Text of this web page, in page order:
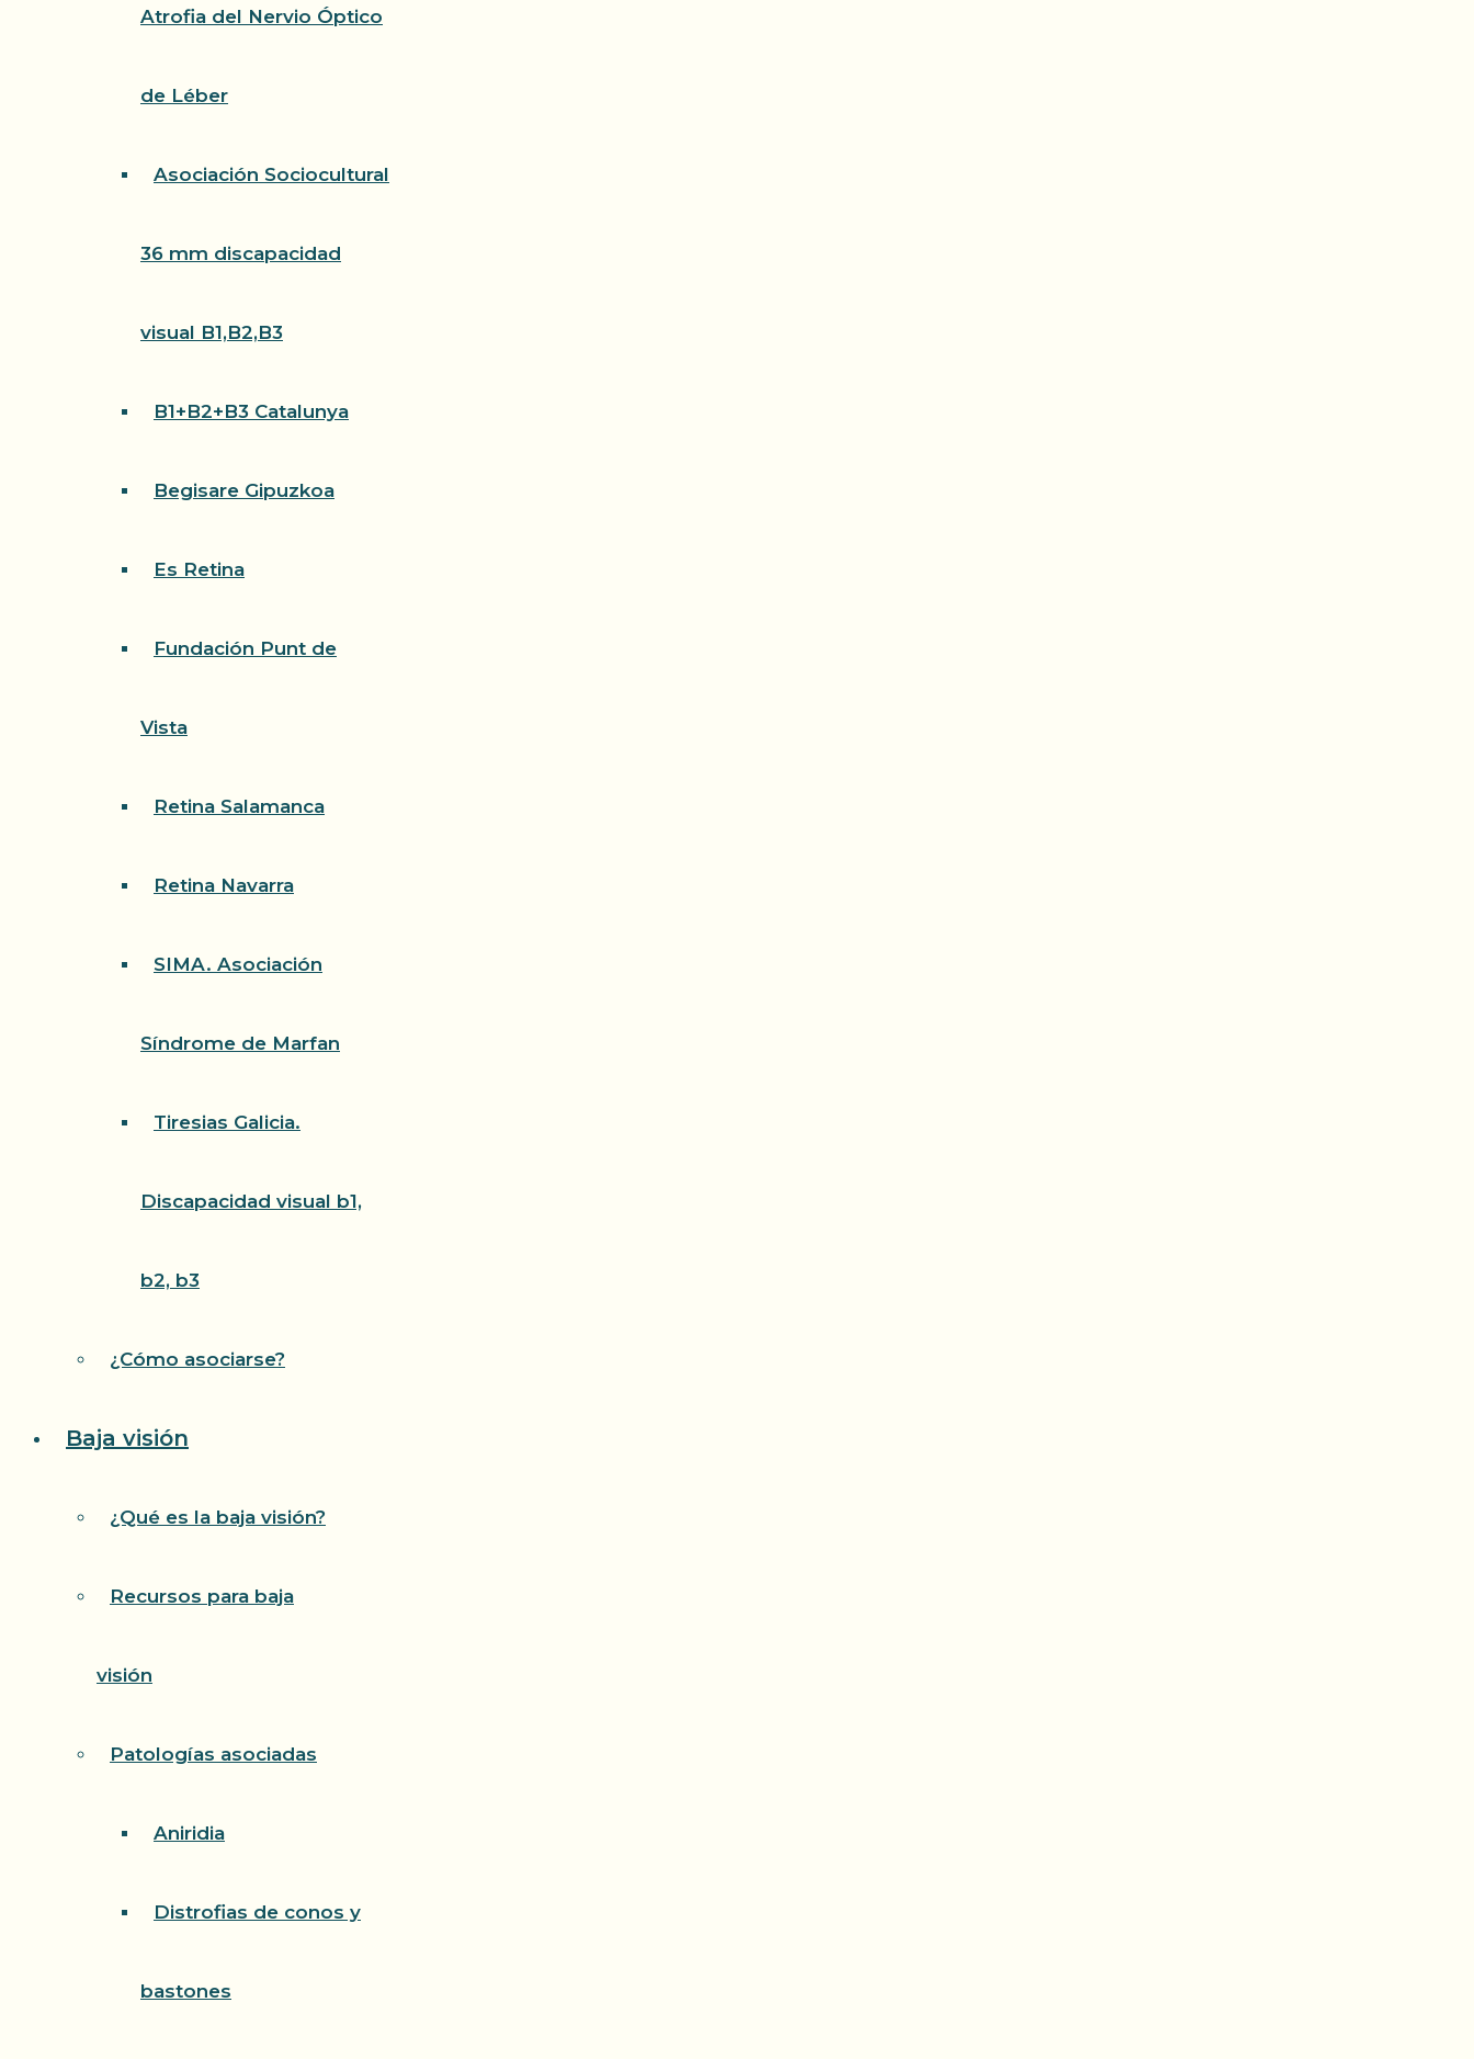
Atrofia del Nervio Óptico
de Léber
Asociación Sociocultural
36 mm discapacidad
visual B1,B2,B3
B1+B2+B3 Catalunya
Begisare Gipuzkoa
Es Retina
Fundación Punt de
Vista
Retina Salamanca
Retina Navarra
SIMA. Asociación
Síndrome de Marfan
Tiresias Galicia.
Discapacidad visual b1,
b2, b3
¿Cómo asociarse?
Baja visión
¿Qué es la baja visión?
Recursos para baja
visión
Patologías asociadas
Aniridia
Distrofias de conos y
bastones